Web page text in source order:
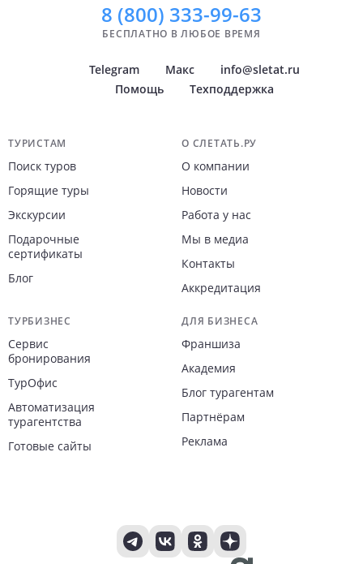
8 (800) 333-99-63
БЕСПЛАТНО В ЛЮБОЕ ВРЕМЯ
Telegram Макс
info@sletat.ru
Помощь
Техподдержка
Навигация по сайту
ТУРИСТАМ
Поиск туров
Горящие туры
Экскурсии
Подарочные
сертификаты
Блог
О СЛЕТАТЬ.РУ
О компании
Новости
Работа у нас
Мы в медиа
Контакты
Аккредитация
ТУРБИЗНЕС
Сервис
бронирования
ТурОфис
Автоматизация
турагентства
Готовые сайты
ДЛЯ БИЗНЕСА
Франшиза
Академия
Блог турагентам
Партнёрам
Реклама